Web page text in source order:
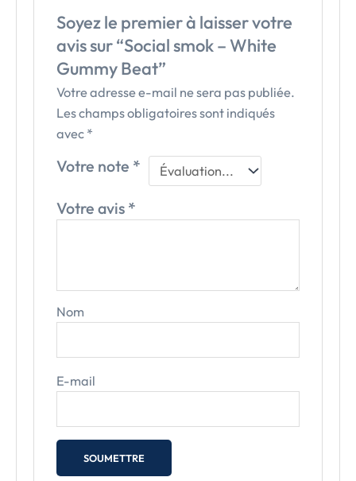
Soyez le premier à laisser votre
avis sur “Social smok – White
Gummy Beat”
Votre adresse e-mail ne sera pas publiée.
Les champs obligatoires sont indiqués
avec *
Votre note *
Votre avis *
Nom
E-mail